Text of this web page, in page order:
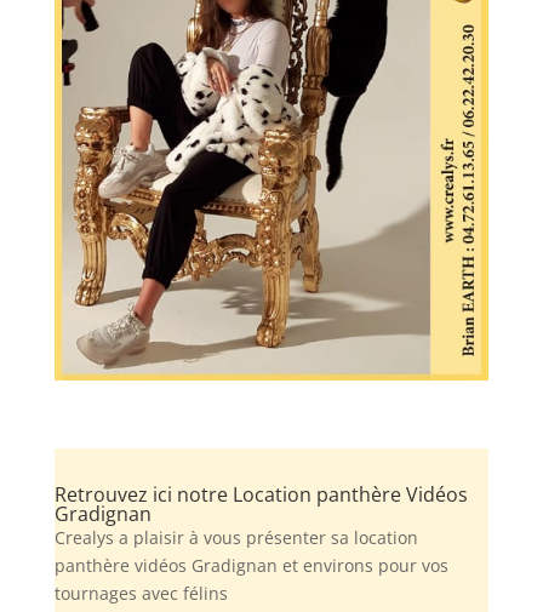
Retrouvez ici notre Location panthère Vidéos
Gradignan
Crealys a plaisir à vous présenter sa location
panthère vidéos Gradignan et environs pour vos
tournages avec félins